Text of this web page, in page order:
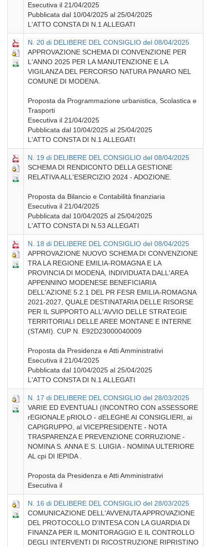
Esecutiva il 21/04/2025
Pubblicata dal 10/04/2025 al 25/04/2025
L'ATTO CONSTA DI N.1 ALLEGATI
N. 20 di DELIBERE DEL CONSIGLIO del 08/04/2025
APPROVAZIONE SCHEMA DI CONVENZIONE PER
L'ANNO 2025 PER LA MANUTENZIONE E LA
VIGILANZA DEL PERCORSO NATURA PANARO NEL
COMUNE DI MODENA.
Proposta da Programmazione urbanistica, Scolastica e
Trasporti
Esecutiva il 21/04/2025
Pubblicata dal 10/04/2025 al 25/04/2025
L'ATTO CONSTA DI N.1 ALLEGATI
N. 19 di DELIBERE DEL CONSIGLIO del 08/04/2025
SCHEMA DI RENDICONTO DELLA GESTIONE
RELATIVA ALL'ESERCIZIO 2024 - ADOZIONE.
Proposta da Bilancio e Contabilità finanziaria
Esecutiva il 21/04/2025
Pubblicata dal 10/04/2025 al 25/04/2025
L'ATTO CONSTA DI N.53 ALLEGATI
N. 18 di DELIBERE DEL CONSIGLIO del 08/04/2025
APPROVAZIONE NUOVO SCHEMA DI CONVENZIONE
TRA LA REGIONE EMILIA-ROMAGNA E LA
PROVINCIA DI MODENA, INDIVIDUATA DALL'AREA
APPENNINO MODENESE BENEFICIARIA
DELL'AZIONE 5.2.1 DEL PR FESR EMILIA-ROMAGNA
2021-2027, QUALE DESTINATARIA DELLE RISORSE
PER IL SUPPORTO ALL'AVVIO DELLE STRATEGIE
TERRITORIALI DELLE AREE MONTANE E INTERNE
(STAMI). CUP N. E92D23000040009
Proposta da Presidenza e Atti Amministrativi
Esecutiva il 21/04/2025
Pubblicata dal 10/04/2025 al 25/04/2025
L'ATTO CONSTA DI N.1 ALLEGATI
N. 17 di DELIBERE DEL CONSIGLIO del 28/03/2025
VARIE ED EVENTUALI (INCONTRO CON aSSESSORE
rEGIONALE pRIOLO - dELEGHE AI CONSIGLIERI, ai
CAPIGRUPPO, al VICEPRESIDENTE - NOTA
TRASPARENZA E PREVENZIONE CORRUZIONE -
NOMINA S. ANNA E S. LUIGIA - NOMINA ULTERIORE
AL cpi DI lEPIDA .
Proposta da Presidenza e Atti Amministrativi
Esecutiva il
N. 16 di DELIBERE DEL CONSIGLIO del 28/03/2025
COMUNICAZIONE DELL'AVVENUTA APPROVAZIONE
DEL PROTOCOLLO D'INTESA CON LA GUARDIA DI
FINANZA PER IL MONITORAGGIO E IL CONTROLLO
DEGLI INTERVENTI DI RICOSTRUZIONE RIPRISTINO